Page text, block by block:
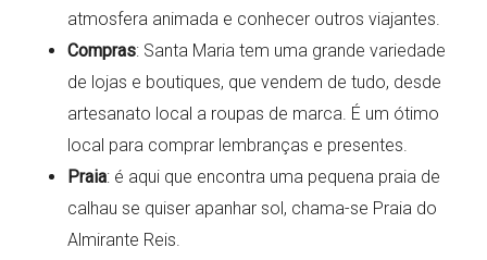
atmosfera animada e conhecer outros viajantes.
Compras: Santa Maria tem uma grande variedade
de lojas e boutiques, que vendem de tudo, desde
artesanato local a roupas de marca. É um ótimo
local para comprar lembranças e presentes.
Praia: é aqui que encontra uma pequena praia de
calhau se quiser apanhar sol, chama-se Praia do
Almirante Reis.